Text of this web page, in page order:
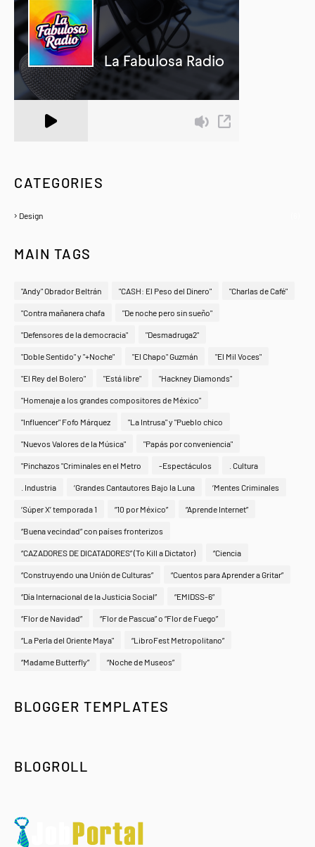
CATEGORIES
Design
MAIN TAGS
"Andy" Obrador Beltrán "CASH: El Peso del Dinero" "Charlas de Café"
"Contra mañanera chafa "De noche pero sin sueño"
"Defensores de la democracia" "Desmadruga2"
"Doble Sentido" y "+Noche" "El Chapo" Guzmán "El Mil Voces"
"El Rey del Bolero" "Está libre" "Hackney Diamonds"
"Homenaje a los grandes compositores de México"
"Influencer" Fofo Márquez "La Intrusa" y "Pueblo chico
"Nuevos Valores de la Música" "Papás por conveniencia"
"Pinchazos "Criminales en el Metro -Espectáculos . Cultura
. Industria ‘Grandes Cantautores Bajo la Luna ‘Mentes Criminales
‘Súper X’ temporada 1 “10 por México” “Aprende Internet”
“Buena vecindad” con países fronterizos
“CAZADORES DE DICATADORES” (To Kill a Dictator) “Ciencia
“Construyendo una Unión de Culturas” “Cuentos para Aprender a Gritar”
“Día Internacional de la Justicia Social” “EMIDSS-6”
“Flor de Navidad” “Flor de Pascua” o “Flor de Fuego”
“La Perla del Oriente Maya" “LibroFest Metropolitano”
“Madame Butterfly” “Noche de Museos”
BLOGGER TEMPLATES
BLOGROLL